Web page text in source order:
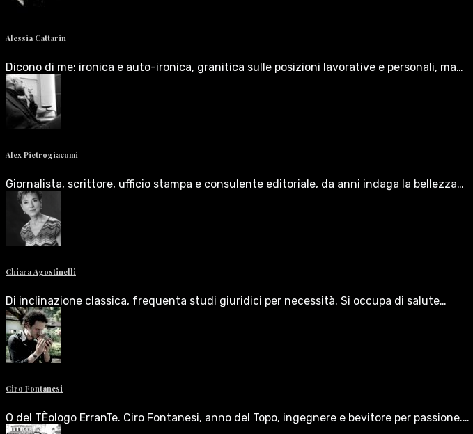
Alessia Cattarin
Dicono di me: ironica e auto-ironica, granitica sulle posizioni lavorative e personali, ma…
Alex Pietrogiacomi
Giornalista, scrittore, ufficio stampa e consulente editoriale, da anni indaga la bellezza…
Chiara Agostinelli
Di inclinazione classica, frequenta studi giuridici per necessità. Si occupa di salute…
Ciro Fontanesi
O del TÈologo ErranTe. Ciro Fontanesi, anno del Topo, ingegnere e bevitore per passione.…